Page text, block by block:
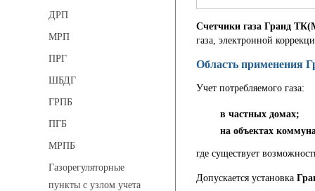
ДРП
МРП
ПРГ
ШБДГ
ГРПБ
ПГБ
МРПБ
Газорегуляторные
пункты с узлом учета
Счетчики газа Гранд
газа, электронной
Область применения
Учет потребляемого газа:
в частных домах;
на объектах
где существует
Допускается установка